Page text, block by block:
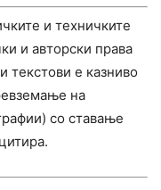
и техничките
и авторски права
текстови е казниво
на
со ставање